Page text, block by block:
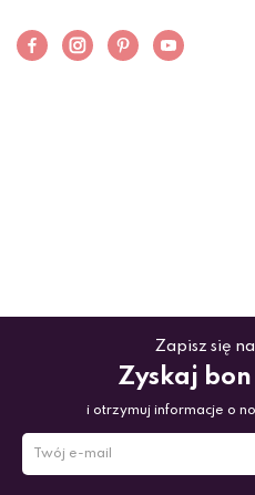
Zapisz się
Zyskaj
i otrzymuj informacje o